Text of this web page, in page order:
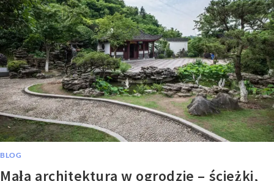
BLOG
Mała architektura w ogrodzie – ścieżki,